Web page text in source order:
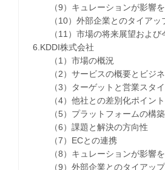
（9）キュレーションが影響を
（10）外部企業とのタイアッ
（11）市場の将来展望および
6.KDDI株式会社
（1）市場の概況
（2）サービスの概要とビジネ
（3）ターゲットと営業スタ
（4）他社との差別化ポイント
（5）プラットフォームの構築
（6）課題と解決の方向性
（7）ECとの連携
（8）キュレーションが影響を
（9）外部企業とのタイアップ